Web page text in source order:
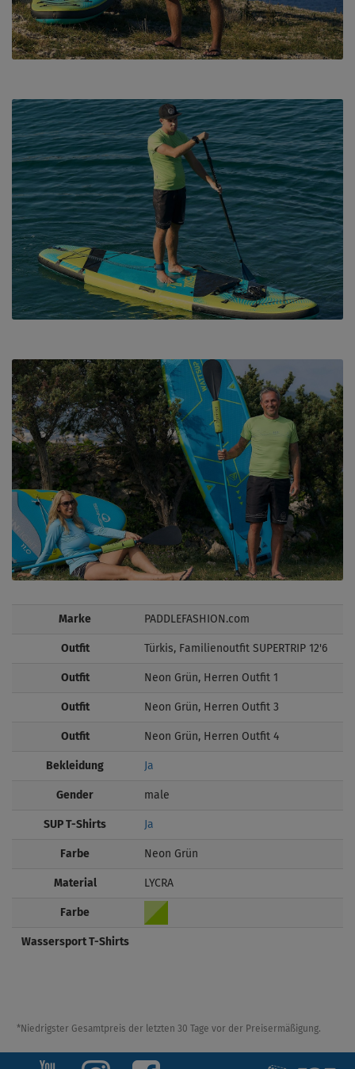
Marke PADDLEFASHION.com
Outfit Türkis, Familienoutfit SUPERTRIP 12'6
Outfit Neon Grün, Herren Outfit 1
Outfit Neon Grün, Herren Outfit 3
Outfit Neon Grün, Herren Outfit 4
Bekleidung Ja
Gender male
SUP T-Shirts Ja
Farbe Neon Grün
Material LYCRA
Farbe
Wassersport T-Shirts
*Niedrigster Gesamtpreis der letzten 30 Tage vor der Preisermäßigung.